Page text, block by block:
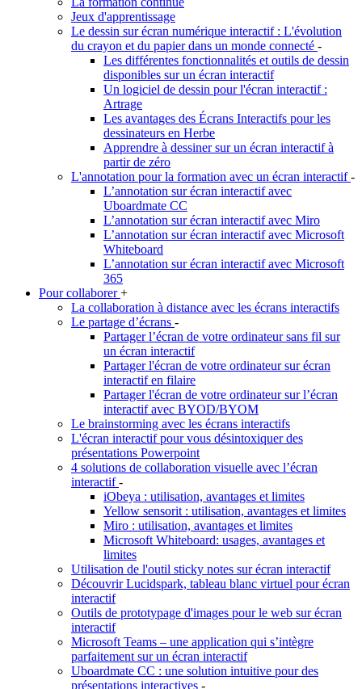
Jeux d'apprentissage
Le dessin sur écran numérique interactif : L'évolution
du crayon et du papier dans un monde connecté -
Les différentes fonctionnalités et outils de dessin
disponibles sur un écran interactif
Un logiciel de dessin pour l'écran interactif :
Artrage
Les avantages des Écrans Interactifs pour les
dessinateurs en Herbe
Apprendre à dessiner sur un écran interactif à
partir de zéro
L'annotation pour la formation avec un écran interactif-
L’annotation sur écran interactif avec
Uboardmate CC
L’annotation sur écran interactif avec Miro
L’annotation sur écran interactif avec Microsoft
Whiteboard
L’annotation sur écran interactif avec Microsoft
365
Pour collaborer+
La collaboration à distance avec les écrans interactifs
Le partage d’écrans -
Partager l’écran de votre ordinateur sans fil sur
un écran interactif
Partager l'écran de votre ordinateur sur écran
interactif en filaire
Partager l'écran de votre ordinateur sur l’écran
interactif avec BYOD/BYOM
Le brainstorming avec les écrans interactifs
L'écran interactif pour vous désintoxiquer des
présentations Powerpoint
4 solutions de collaboration visuelle avec l’écran
interactif-
iObeya : utilisation, avantages et limites
Yellow sensorit : utilisation, avantages et limites
Miro : utilisation, avantages et limites
Microsoft Whiteboard: usages, avantages et
limites
Utilisation de l'outil sticky notes sur écran interactif
Découvrir Lucidspark, tableau blanc virtuel pour écran
interactif
Outils de prototypage d'images pour le web sur écran
interactif
Microsoft Teams – une application qui s’intègre
parfaitement sur un écran interactif
Uboardmate CC : une solution intuitive pour des
présentations interactives -